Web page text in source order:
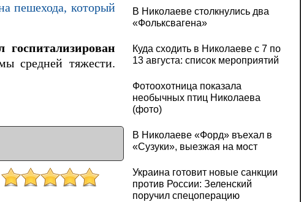
пешехода, который
госпитализирован
средней тяжести.
В Николаеве столкнулись два
«Фольксвагена»
Куда сходить в Николаеве с 7 по
13 августа: список мероприятий
Фотоохотница показала
необычных птиц Николаева
(фото)
В Николаеве «Форд» въехал в
«Сузуки», выезжая на мост
Украина готовит новые санкции
против России: Зеленский
поручил спецоперацию